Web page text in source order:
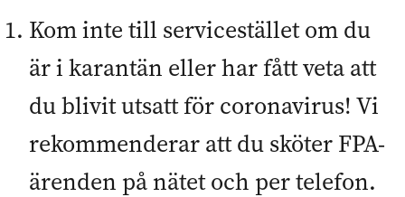
Kom inte till servicestället om du
är i karantän eller har fått veta att
du blivit utsatt för coronavirus! Vi
rekommenderar att du sköter FPA-
ärenden på nätet och per telefon.